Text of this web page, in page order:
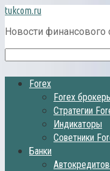
Перейти
к
контенту
tukcom.ru
Новости финансового
Поиск:
Forex
Forex
Стратегии
Индикаторы
Советники
Банки